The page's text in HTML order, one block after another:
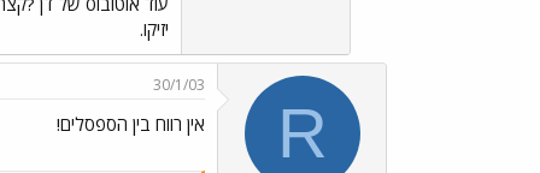
יזיקו.
R
30/1/03
אין רווח בין הספסלים!